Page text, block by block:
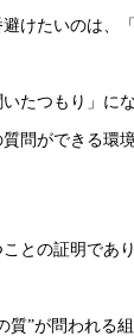
けたいのは、
たつもり」に
問ができる環
との証明であ
質”が問われる